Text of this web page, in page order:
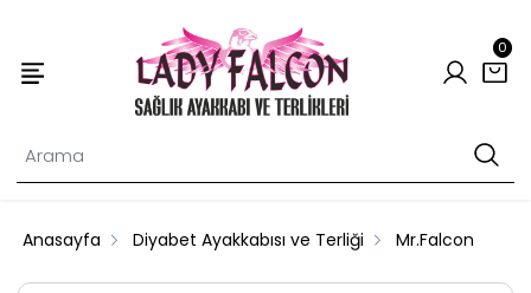
0
Anasayfa Diyabet Ayakkabısı ve Terliği Mr.Falcon